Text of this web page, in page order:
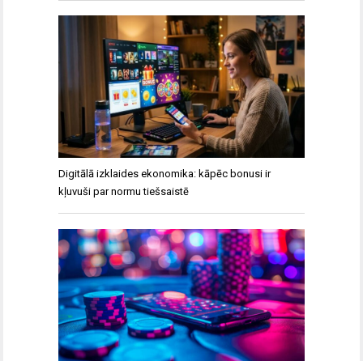
Digitālā izklaides ekonomika: kāpēc bonusi ir
kļuvuši par normu tiešsaistē